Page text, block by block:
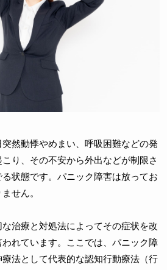
然動悸やめまい、呼吸困難などの発
り、その不安から外出などが制限さ
状態です。パニック障害は放ってお
せん。
治療と対処法によってその症状を改
れています。ここでは、パニック障
法として代表的な認知行動療法（行